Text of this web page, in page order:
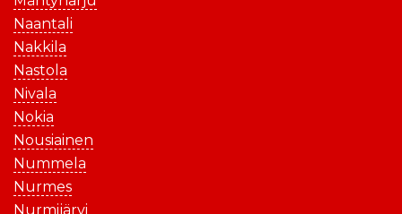
Naantali
Nakkila
Nastola
Nivala
Nokia
Nousiainen
Nummela
Nurmes
Nurmijärvi